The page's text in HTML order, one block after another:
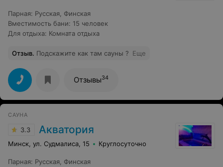
администратор - да у нас плохо, да нам нужен ремонт,
так вот в первую очередь нужно просто убирать перед
приходом гостей, а не драть с людей деньги Любой
ремонт можно угробить не поддерживая чистоту,
глядя на ситуацию вокруг просто страшно плавать. Не
хотели портить себе вечер, вот и не ушли.
Парная: Русская Финская
Вместимость бани: 15 человек
Для отдыха: Комната отдыха
Отзыв. Подскажите как там сауны ? Еще
Отзывы34
САУНА
3.3 Акватория
Минск, ул. Судмалиса, 15 Круглосуточно
Парная: Русская Финская